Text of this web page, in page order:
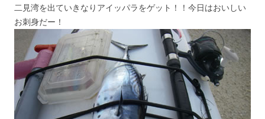
二見湾を出ていきなりアイッパラをゲット！！今日はおいしい
お刺身だー！